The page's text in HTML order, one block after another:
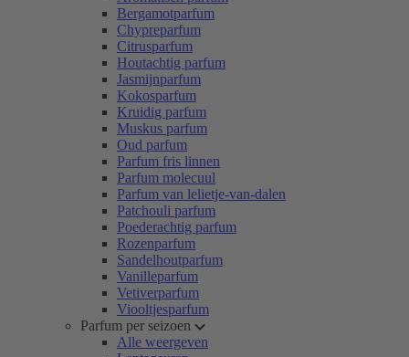
Bergamotparfum
Chypreparfum
Citrusparfum
Houtachtig parfum
Jasmijnparfum
Kokosparfum
Kruidig parfum
Muskus parfum
Oud parfum
Parfum fris linnen
Parfum molecuul
Parfum van lelietje-van-dalen
Patchouli parfum
Poederachtig parfum
Rozenparfum
Sandelhoutparfum
Vanilleparfum
Vetiverparfum
Viooltjesparfum
Parfum per seizoen
Alle weergeven